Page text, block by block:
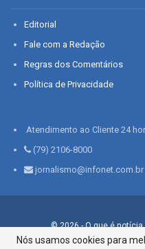
Editorial
Fale com a Redação
Regras dos Comentários
Política de Privacidade
Atendimento ao Cliente 24
(79) 2106-8000
jornalismo@infonet.com.br
© 2026 - O que é
Nós usamos cookies para